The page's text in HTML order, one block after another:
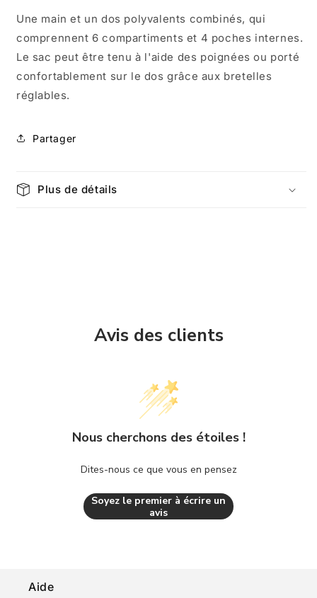
DOS
CABAS
2
VOIES
GRIS
1225
DOS
CABAS
2
VOIES
Une main et un dos polyvalents combinés, qui
comprennent 6 compartiments et 4 poches internes.
Le sac peut être tenu à l'aide des poignées ou porté
confortablement sur le dos grâce aux bretelles
réglables.
Partager
Plus de détails
Avis des clients
Nous cherchons des étoiles !
Dites-nous ce que vous en pensez
Soyez le premier à écrire un
avis
Aide